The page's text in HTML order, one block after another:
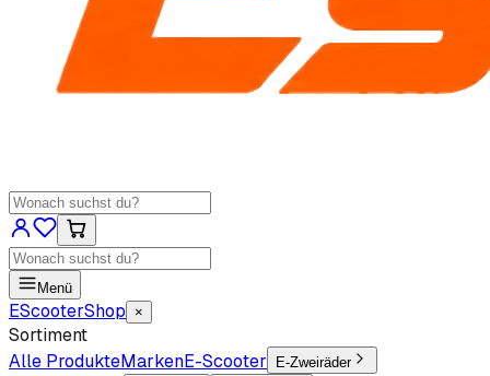
Menü
EScooterShop ×
Sortiment
Alle ProdukteMarkenE-Scooter E-Zweiräder